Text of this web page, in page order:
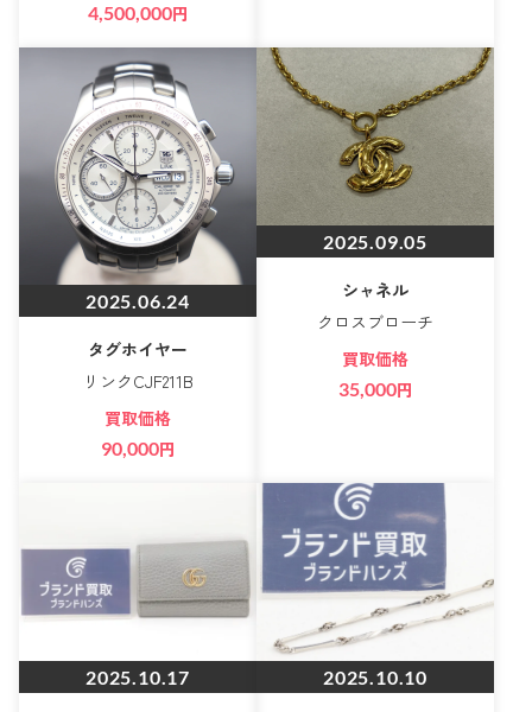
4,500,000円
2025.06.24
タグホイヤー
リンクCJF211B
買取価格
90,000円
2025.09.05
シャネル
クロスブローチ
買取価格
35,000円
2025.10.17 2025.10.10